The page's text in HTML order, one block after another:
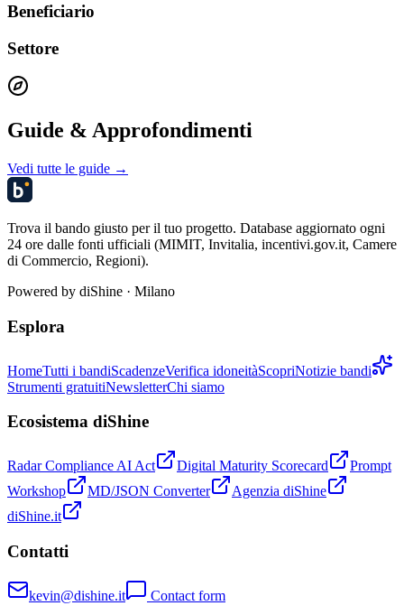
Beneficiario
Settore
Guide & Approfondimenti
Vedi tutte le guide →
Trova il bando giusto per il tuo progetto. Database aggiornato ogni
24 ore dalle fonti ufficiali (MIMIT, Invitalia, incentivi.gov.it, Camere
di Commercio, Regioni).
Powered by diShine · Milano
Esplora
HomeTutti i bandiScadenzeVerifica idoneitàScopriNotizie bandi
Strumenti gratuitiNewsletterChi siamo
Ecosistema diShine
Radar Compliance AI Act Digital Maturity Scorecard
Prompt
Workshop
MD/JSON Converter
Agenzia diShine
diShine.it
Contatti
kevin@dishine.it Contact form